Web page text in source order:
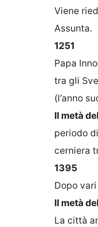
Viene
Assunta.
1251
Papa
tra gli
(l’anno
II metà
periodo
cerniera
1395
Dopo
II metà
La città